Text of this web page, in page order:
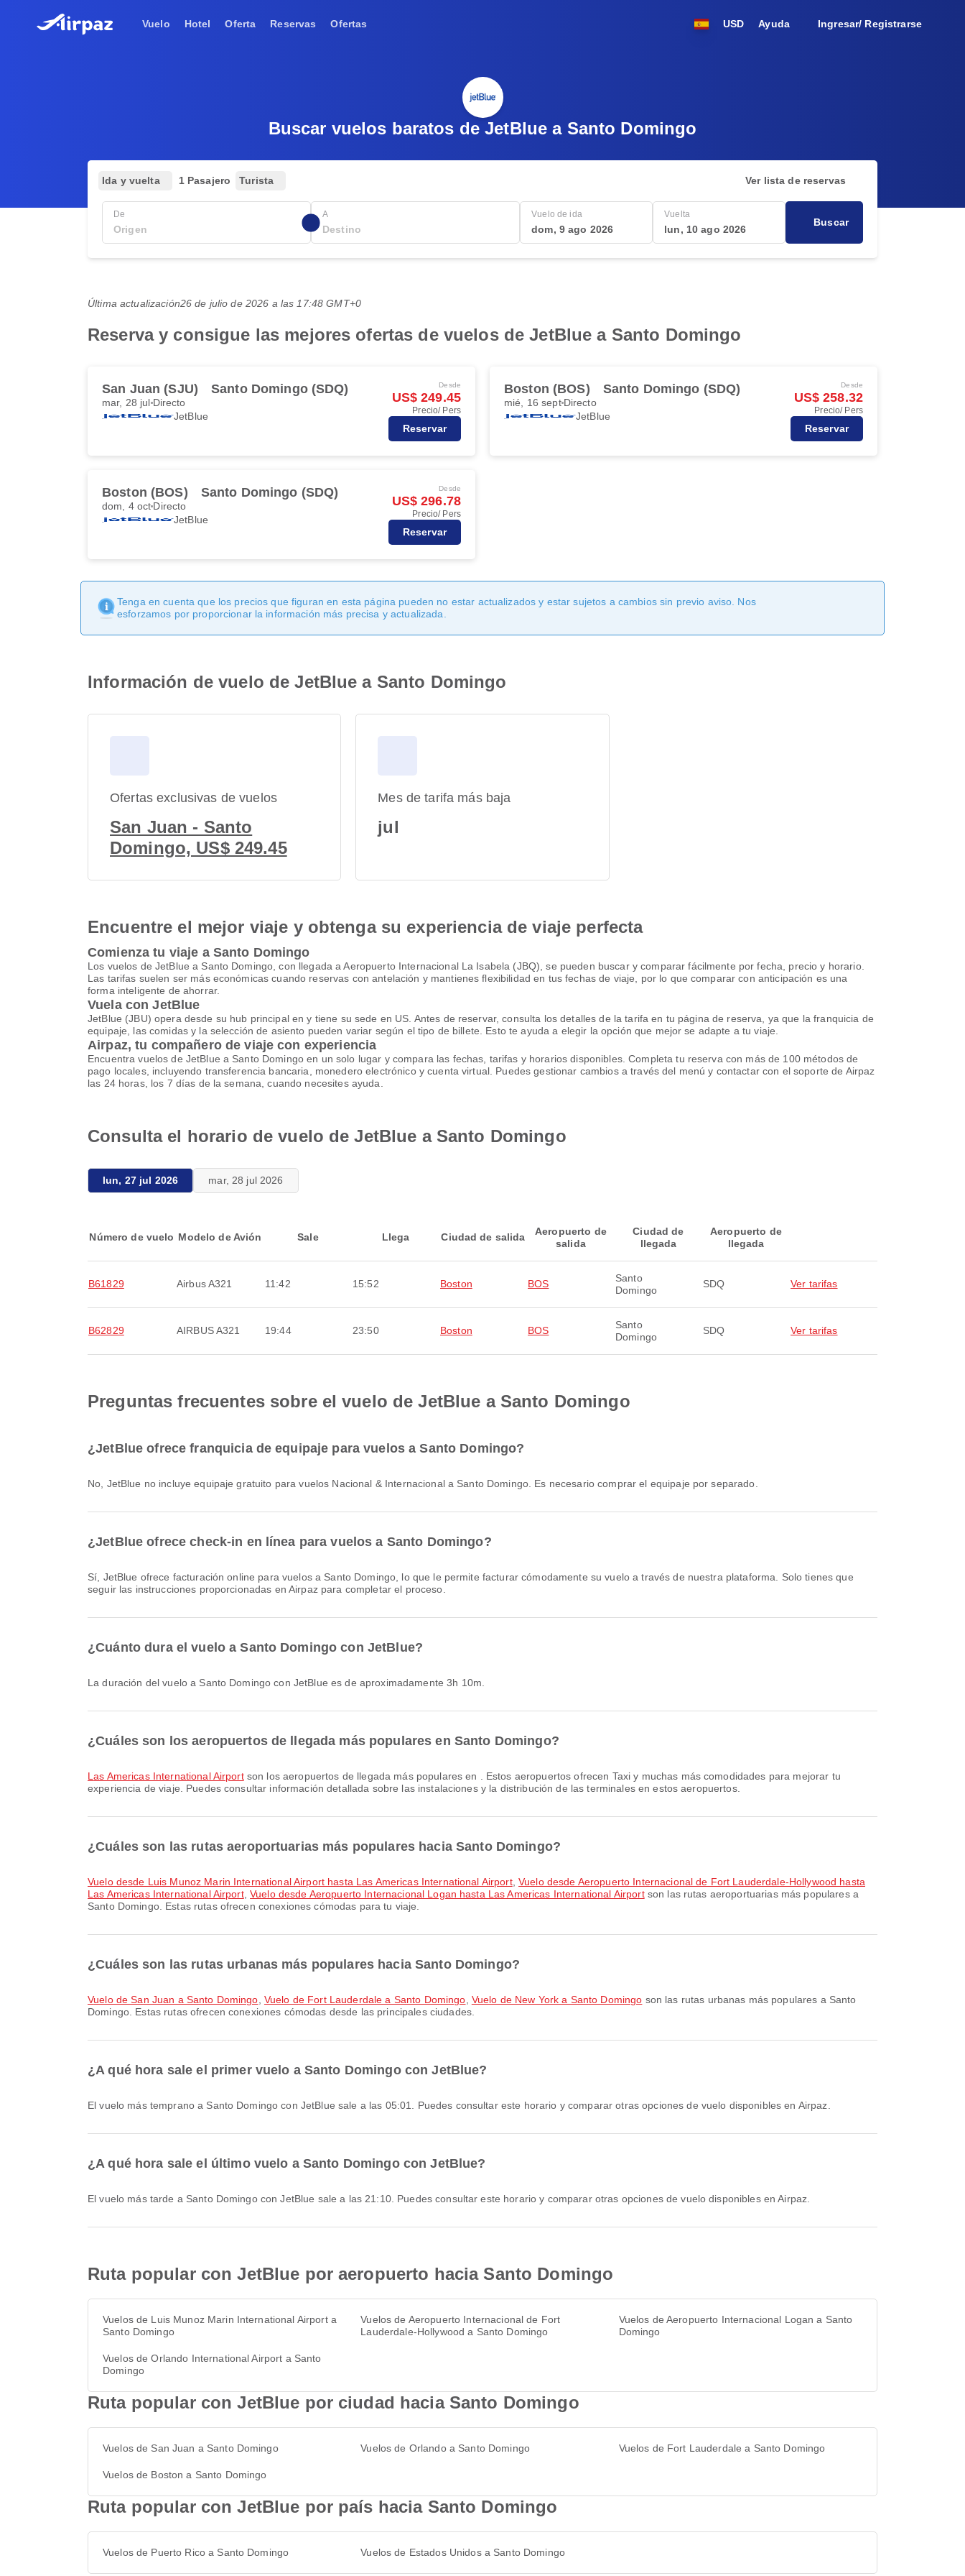
Vuelo Hotel Oferta Reservas Ofertas USD Ayuda Ingresar/ Registrarse
Buscar vuelos baratos de JetBlue a Santo Domingo
Ida y vuelta 1 Pasajero Turista Ver lista de reservas
De A Vuelo de ida
dom, 9 ago 2026
Vuelta
lun, 10 ago 2026
Buscar
Última actualización26 de julio de 2026 a las 17:48 GMT+0
Reserva y consigue las mejores ofertas de vuelos de JetBlue a Santo Domingo
San Juan (SJU) Santo Domingo (SDQ)
mar, 28 jul Directo
JetBlue
Desde
US$ 249.45
Precio/ Pers
Reservar
Boston (BOS) Santo Domingo (SDQ)
mié, 16 septDirecto
JetBlue
Desde
US$ 258.32
Precio/ Pers
Reservar
Boston (BOS) Santo Domingo (SDQ)
dom, 4 oct Directo
JetBlue
Desde
US$ 296.78
Precio/ Pers
Reservar
Tenga en cuenta que los precios que figuran en esta página pueden no estar actualizados y estar sujetos a cambios sin previo aviso. Nos
esforzamos por proporcionar la información más precisa y actualizada.
Información de vuelo de JetBlue a Santo Domingo
Ofertas exclusivas de vuelos
San Juan - Santo
Domingo, US$ 249.45
Mes de tarifa más baja
jul
Encuentre el mejor viaje y obtenga su experiencia de viaje perfecta
Comienza tu viaje a Santo Domingo
Los vuelos de JetBlue a Santo Domingo, con llegada a Aeropuerto Internacional La Isabela (JBQ), se pueden buscar y comparar fácilmente por fecha, precio y horario.
Las tarifas suelen ser más económicas cuando reservas con antelación y mantienes flexibilidad en tus fechas de viaje, por lo que comparar con anticipación es una
forma inteligente de ahorrar.
Vuela con JetBlue
JetBlue (JBU) opera desde su hub principal en y tiene su sede en US. Antes de reservar, consulta los detalles de la tarifa en tu página de reserva, ya que la franquicia de
equipaje, las comidas y la selección de asiento pueden variar según el tipo de billete. Esto te ayuda a elegir la opción que mejor se adapte a tu viaje.
Airpaz, tu compañero de viaje con experiencia
Encuentra vuelos de JetBlue a Santo Domingo en un solo lugar y compara las fechas, tarifas y horarios disponibles. Completa tu reserva con más de 100 métodos de
pago locales, incluyendo transferencia bancaria, monedero electrónico y cuenta virtual. Puedes gestionar cambios a través del menú y contactar con el soporte de Airpaz
las 24 horas, los 7 días de la semana, cuando necesites ayuda.
Consulta el horario de vuelo de JetBlue a Santo Domingo
lun, 27 jul 2026 mar, 28 jul 2026
Número de vuelo Modelo de Avión Sale Llega Ciudad de salida
Aeropuerto de
salida
Ciudad de
llegada
Aeropuerto de
llegada
B61829 Airbus A321 11:42 15:52 Boston BOS
Santo
Domingo
SDQ Ver tarifas
B62829 AIRBUS A321 19:44 23:50 Boston BOS
Santo
Domingo
SDQ Ver tarifas
Preguntas frecuentes sobre el vuelo de JetBlue a Santo Domingo
¿JetBlue ofrece franquicia de equipaje para vuelos a Santo Domingo?
No, JetBlue no incluye equipaje gratuito para vuelos Nacional & Internacional a Santo Domingo. Es necesario comprar el equipaje por separado.
¿JetBlue ofrece check-in en línea para vuelos a Santo Domingo?
Sí, JetBlue ofrece facturación online para vuelos a Santo Domingo, lo que le permite facturar cómodamente su vuelo a través de nuestra plataforma. Solo tienes que
seguir las instrucciones proporcionadas en Airpaz para completar el proceso.
¿Cuánto dura el vuelo a Santo Domingo con JetBlue?
La duración del vuelo a Santo Domingo con JetBlue es de aproximadamente 3h 10m.
¿Cuáles son los aeropuertos de llegada más populares en Santo Domingo?
Las Americas International Airportson los aeropuertos de llegada más populares en . Estos aeropuertos ofrecen Taxi y muchas más comodidades para mejorar tu
experiencia de viaje. Puedes consultar información detallada sobre las instalaciones y la distribución de las terminales en estos aeropuertos.
¿Cuáles son las rutas aeroportuarias más populares hacia Santo Domingo?
Vuelo desde Luis Munoz Marin International Airport hasta Las Americas International Airport,Vuelo desde Aeropuerto Internacional de Fort Lauderdale-Hollywood hasta
Las Americas International Airport,Vuelo desde Aeropuerto Internacional Logan hasta Las Americas International Airportson las rutas aeroportuarias más populares a
Santo Domingo. Estas rutas ofrecen conexiones cómodas para tu viaje.
¿Cuáles son las rutas urbanas más populares hacia Santo Domingo?
Vuelo de San Juan a Santo Domingo Vuelo de Fort Lauderdale a Santo Domingo Vuelo de New York a Santo Domingo son las rutas urbanas más populares a Santo
Domingo. Estas rutas ofrecen conexiones cómodas desde las principales ciudades.
¿A qué hora sale el primer vuelo a Santo Domingo con JetBlue?
El vuelo más temprano a Santo Domingo con JetBlue sale a las 05:01. Puedes consultar este horario y comparar otras opciones de vuelo disponibles en Airpaz.
¿A qué hora sale el último vuelo a Santo Domingo con JetBlue?
El vuelo más tarde a Santo Domingo con JetBlue sale a las 21:10. Puedes consultar este horario y comparar otras opciones de vuelo disponibles en Airpaz.
Ruta popular con JetBlue por aeropuerto hacia Santo Domingo
Vuelos de Luis Munoz Marin International Airport a
Santo Domingo
Vuelos de Aeropuerto Internacional de Fort
Lauderdale-Hollywood a Santo Domingo
Vuelos de Aeropuerto Internacional Logan a Santo
Domingo
Vuelos de Orlando International Airport a Santo
Domingo
Ruta popular con JetBlue por ciudad hacia Santo Domingo
Vuelos de San Juan a Santo Domingo Vuelos de Orlando a Santo Domingo Vuelos de Fort Lauderdale a Santo Domingo
Vuelos de Boston a Santo Domingo
Ruta popular con JetBlue por país hacia Santo Domingo
Vuelos de Puerto Rico a Santo Domingo Vuelos de Estados Unidos a Santo Domingo